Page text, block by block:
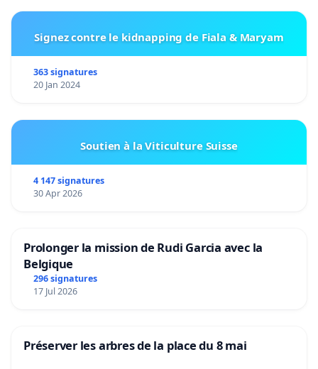
Signez contre le kidnapping de Fiala & Maryam
363 signatures
20 Jan 2024
Soutien à la Viticulture Suisse
4 147 signatures
30 Apr 2026
Prolonger la mission de Rudi Garcia avec la
Belgique
296 signatures
17 Jul 2026
Préserver les arbres de la place du 8 mai